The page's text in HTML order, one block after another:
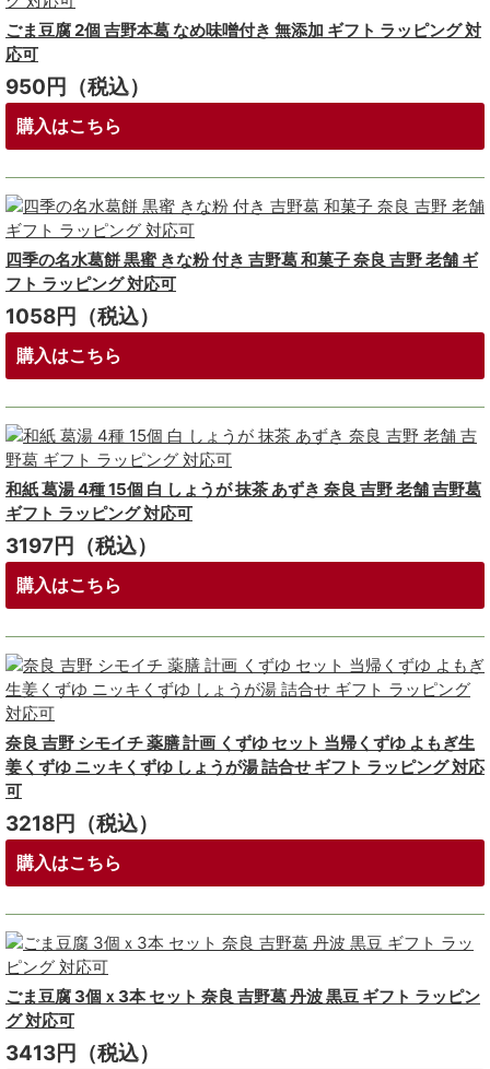
ごま豆腐 2個 吉野本葛 なめ味噌付き 無添加 ギフト ラッピング 対
応可
950円（税込）
購入はこちら
四季の名水葛餅 黒蜜 きな粉 付き 吉野葛 和菓子 奈良 吉野 老舗 ギ
フト ラッピング 対応可
1058円（税込）
購入はこちら
和紙 葛湯 4種 15個 白 しょうが 抹茶 あずき 奈良 吉野 老舗 吉野葛
ギフト ラッピング 対応可
3197円（税込）
購入はこちら
奈良 吉野 シモイチ 薬膳 計画 くずゆ セット 当帰くずゆ よもぎ生
姜くずゆ ニッキくずゆ しょうが湯 詰合せ ギフト ラッピング 対応
可
3218円（税込）
購入はこちら
ごま豆腐 3個ｘ3本 セット 奈良 吉野葛 丹波 黒豆 ギフト ラッピン
グ 対応可
3413円（税込）